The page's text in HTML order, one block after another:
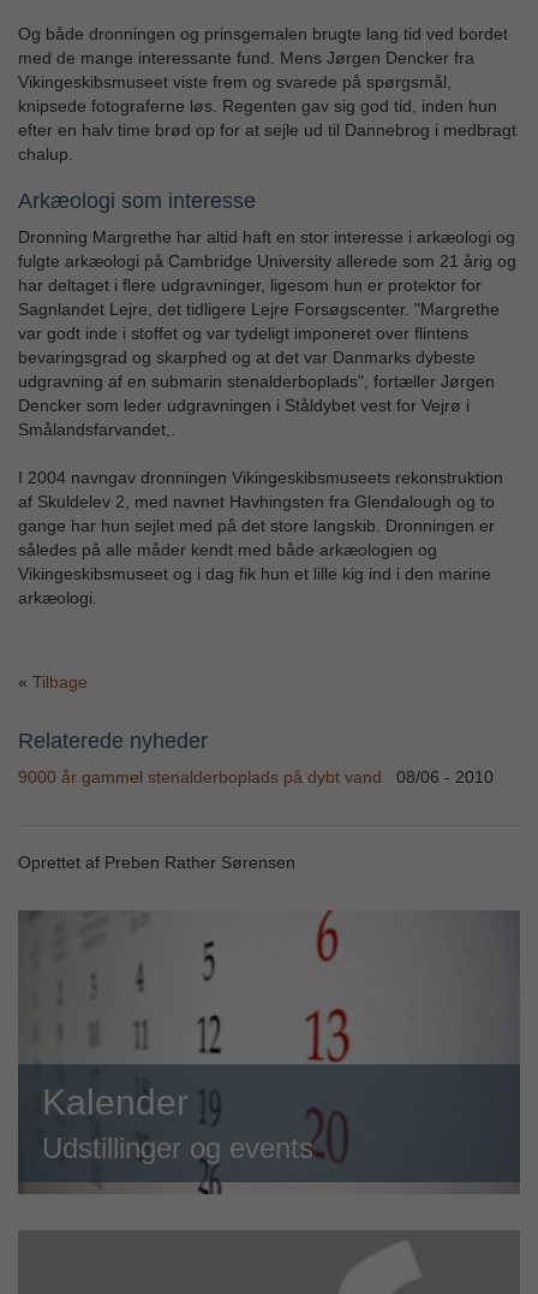
Og både dronningen og prinsgemalen brugte lang tid ved bordet
med de mange interessante fund. Mens Jørgen Dencker fra
Vikingeskibsmuseet viste frem og svarede på spørgsmål,
knipsede fotograferne løs. Regenten gav sig god tid, inden hun
efter en halv time brød op for at sejle ud til Dannebrog i medbragt
chalup.
Arkæologi som interesse
Dronning Margrethe har altid haft en stor interesse i arkæologi og
fulgte arkæologi på Cambridge University allerede som 21 årig og
har deltaget i flere udgravninger, ligesom hun er protektor for
Sagnlandet Lejre, det tidligere Lejre Forsøgscenter. "Margrethe
var godt inde i stoffet og var tydeligt imponeret over flintens
bevaringsgrad og skarphed og at det var Danmarks dybeste
udgravning af en submarin stenalderboplads", fortæller Jørgen
Dencker som leder udgravningen i Ståldybet vest for Vejrø i
Smålandsfarvandet,.
I 2004 navngav dronningen Vikingeskibsmuseets rekonstruktion
af Skuldelev 2, med navnet Havhingsten fra Glendalough og to
gange har hun sejlet med på det store langskib. Dronningen er
således på alle måder kendt med både arkæologien og
Vikingeskibsmuseet og i dag fik hun et lille kig ind i den marine
arkæologi.
Tilbage
Relaterede nyheder
9000 år gammel stenalderboplads på dybt vand 08/06 - 2010
Oprettet af Preben Rather Sørensen
Kalender
Udstillinger og events